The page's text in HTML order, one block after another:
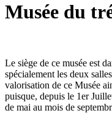
Musée du
Le siège de ce musée est
spécialement les deux
valorisation de ce Musée
puisque, depuis le 1er
de mai au mois de